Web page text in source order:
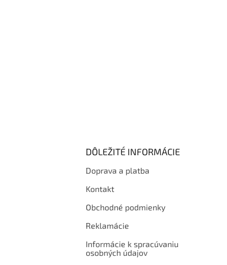
DÔLEŽITÉ INFORMÁCIE
Doprava a platba
Kontakt
Obchodné podmienky
Reklamácie
Informácie k spracúvaniu
osobných údajov